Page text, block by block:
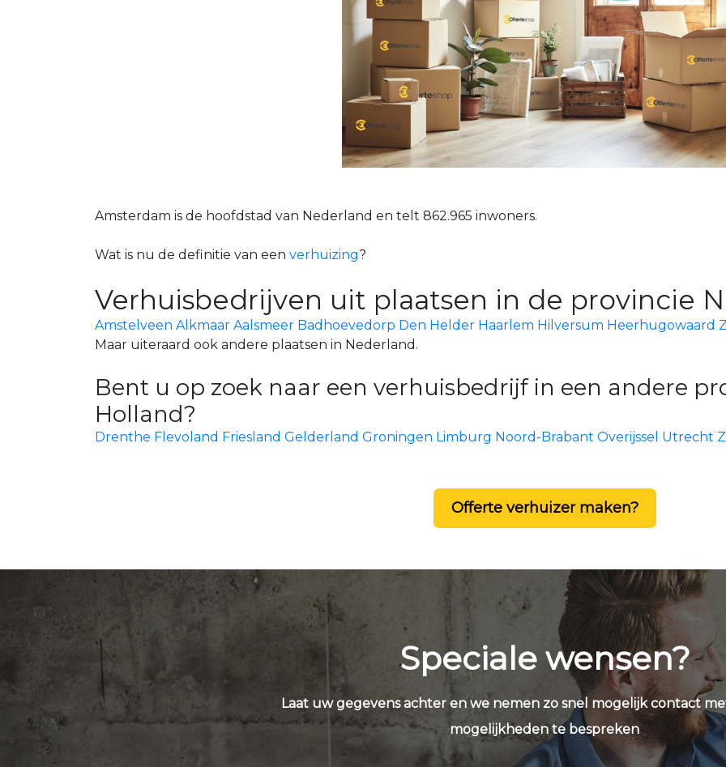
Amsterdam is de hoofdstad van Nederland en telt 862.965 inwoners.
Wat is nu de definitie van een verhuizing?
Verhuisbedrijven uit plaatsen in de provincie
Amstelveen Alkmaar Aalsmeer Badhoevedorp Den Helder Haarlem Hilversum Heerhugowaard
Maar uiteraard ook andere plaatsen in Nederland.
Bent u op zoek naar een verhuisbedrijf in een andere
Holland?
Drenthe Flevoland Friesland Gelderland Groningen Limburg Noord-Brabant Overijssel Utrecht
Offerte verhuizer maken?
Speciale wensen?
Laat uw gegevens achter en we nemen zo snel mogelijk contact
mogelijkheden te bespreken